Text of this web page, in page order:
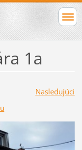
1a
Nasledujúci